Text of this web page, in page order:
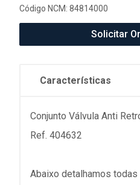
Código NCM: 84814000
Solicitar
Características
Conjunto Válvula Anti
Ref. 404632
Abaixo detalhamos